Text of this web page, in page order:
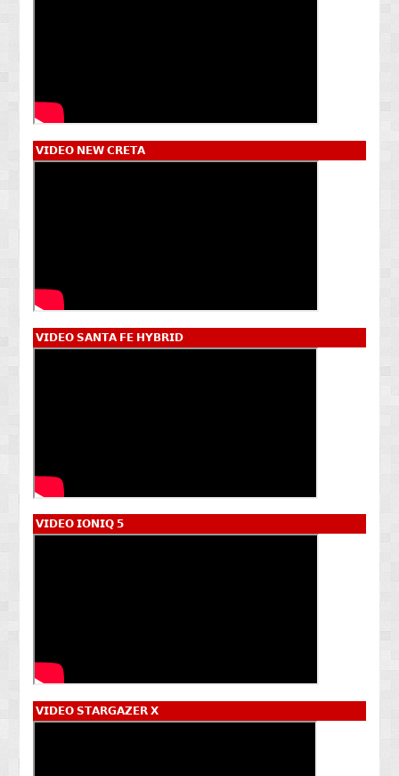
𝗩𝗜𝗗𝗘𝗢 𝗡𝗘𝗪 𝗖𝗥𝗘𝗧𝗔
𝗩𝗜𝗗𝗘𝗢 𝗦𝗔𝗡𝗧𝗔 𝗙𝗘 𝗛𝗬𝗕𝗥𝗜𝗗
𝗩𝗜𝗗𝗘𝗢 𝗜𝗢𝗡𝗜𝗤 𝟱
𝗩𝗜𝗗𝗘𝗢 𝗦𝗧𝗔𝗥𝗚𝗔𝗭𝗘𝗥 𝗫